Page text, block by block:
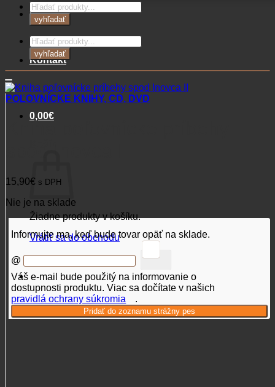
Blog
Kontakt
0,00€
Žiadne produkty v košíku.
Vrátiť sa do obchodu
Products
search
vyhľadať
Products
search
vyhľadať
POĽOVNÍCKE KNIHY, CD, DVD
15,90€ s DPH
Nie je na sklade
Informujte ma, keď bude tovar opäť na sklade.
@
Váš e-mail bude použitý na informovanie o
dostupnosti produktu. Viac sa dočítate v našich
pravidlá ochrany súkromia
.